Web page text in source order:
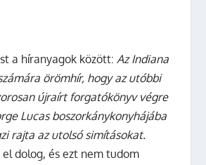
a híranyagok között:Az Indiana
örömhír, hogy az utóbbi
újraírt forgatókönyv végre
Lucas boszorkánykonyhájába
rajta az utolsó simításokat.
dolog, és ezt nem tudom